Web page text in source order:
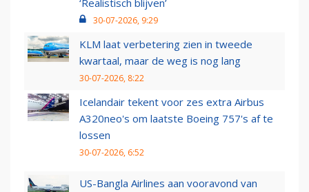
‘Realistisch blijven’
30-07-2026, 9:29
KLM laat verbetering zien in tweede
kwartaal, maar de weg is nog lang
30-07-2026, 8:22
Icelandair tekent voor zes extra Airbus
A320neo's om laatste Boeing 757's af te
lossen
30-07-2026, 6:52
US-Bangla Airlines aan vooravond van